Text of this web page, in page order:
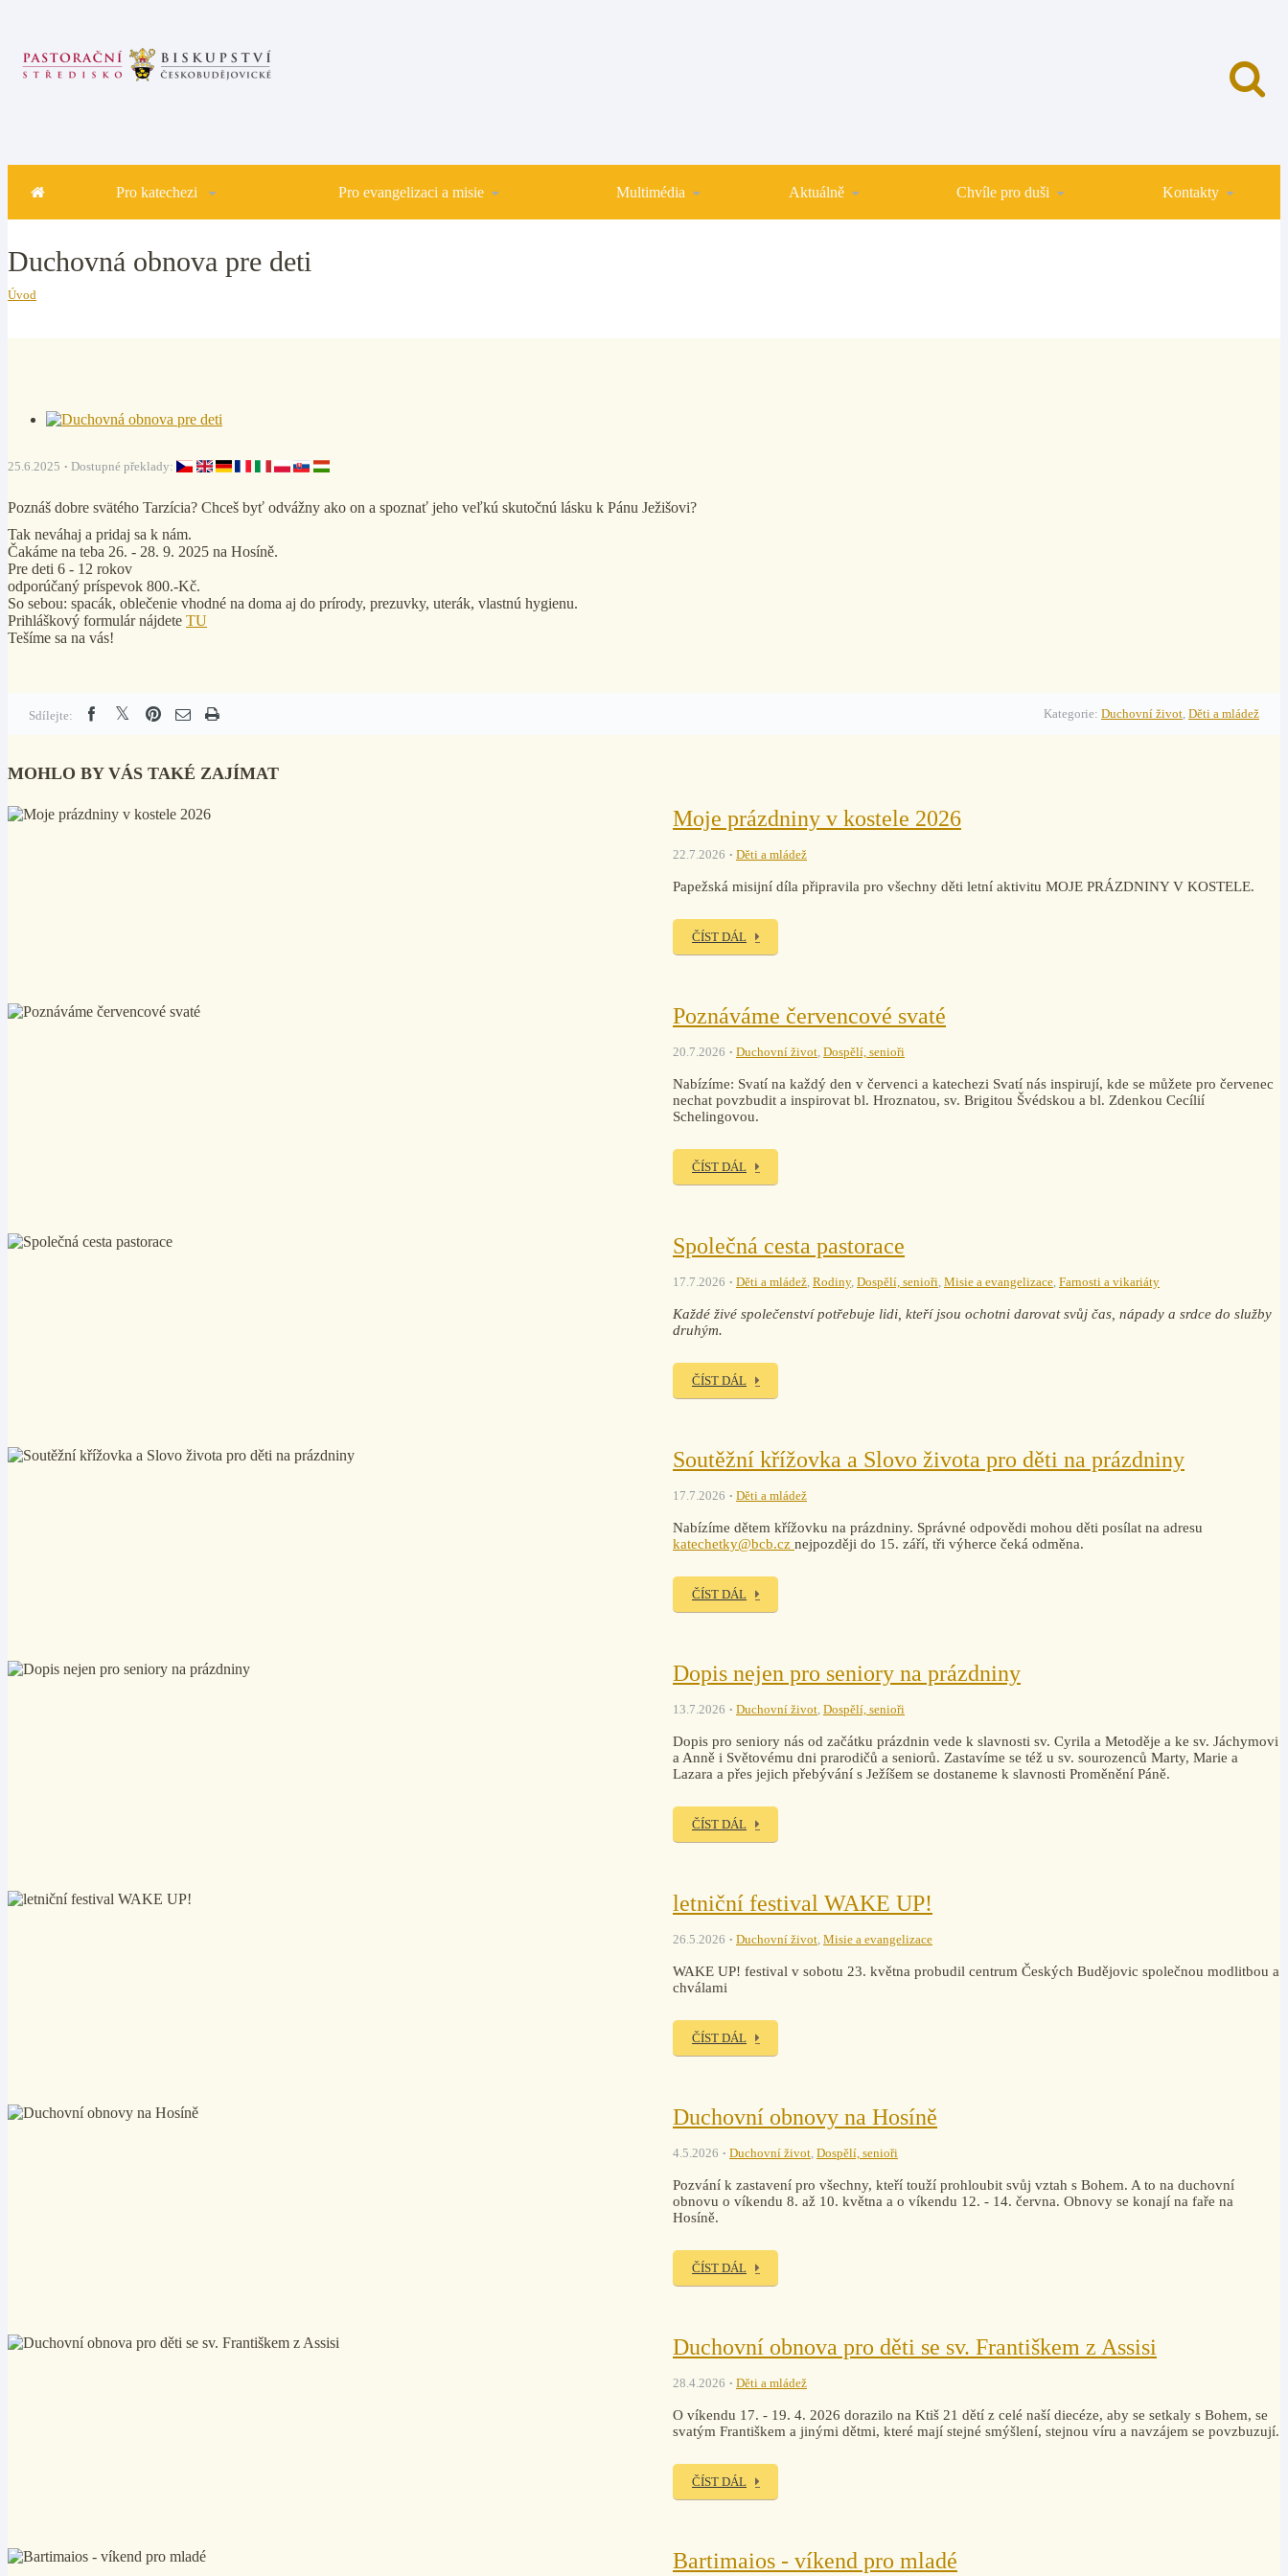
Pro katechezi Pro evangelizaci a misie Multimédia Aktuálně Chvíle pro duši Kontakty
Duchovná obnova pre deti
Úvod
25.6.2025 Dostupné překlady:
Poznáš dobre svätého Tarzícia? Chceš byť odvážny ako on a spoznať jeho veľkú skutočnú lásku k Pánu Ježišovi?
Tak neváhaj a pridaj sa k nám.
Čakáme na teba 26. - 28. 9. 2025 na Hosíně.
Pre deti 6 - 12 rokov
odporúčaný príspevok 800.-Kč.
So sebou: spacák, oblečenie vhodné na doma aj do prírody, prezuvky, uterák, vlastnú hygienu.
Prihláškový formulár nájdete TU
Tešíme sa na vás!
Sdílejte: Kategorie: Duchovní život, Děti a mládež
MOHLO BY VÁS TAKÉ ZAJÍMAT
Moje prázdniny v kostele 2026
22.7.2026 Děti a mládež
Papežská misijní díla připravila pro všechny děti letní aktivitu MOJE PRÁZDNINY V KOSTELE.
ČÍST DÁL
Poznáváme červencové svaté
20.7.2026 Duchovní život, Dospělí, senioři
Nabízíme: Svatí na každý den v červenci a katechezi Svatí nás inspirují, kde se můžete pro červenec
nechat povzbudit a inspirovat bl. Hroznatou, sv. Brigitou Švédskou a bl. Zdenkou Cecílií
Schelingovou.
ČÍST DÁL
Společná cesta pastorace
17.7.2026 Děti a mládež, Rodiny, Dospělí, senioři, Misie a evangelizace, Farnosti a vikariáty
Každé živé společenství potřebuje lidi, kteří jsou ochotni darovat svůj čas, nápady a srdce do služby
druhým.
ČÍST DÁL
Soutěžní křížovka a Slovo života pro děti na prázdniny
17.7.2026 Děti a mládež
Nabízíme dětem křížovku na prázdniny. Správné odpovědi mohou děti posílat na adresu
katechetky@bcb.cz nejpozději do 15. září, tři výherce čeká odměna.
ČÍST DÁL
Dopis nejen pro seniory na prázdniny
13.7.2026 Duchovní život, Dospělí, senioři
Dopis pro seniory nás od začátku prázdnin vede k slavnosti sv. Cyrila a Metoděje a ke sv. Jáchymovi
a Anně i Světovému dni prarodičů a seniorů. Zastavíme se též u sv. sourozenců Marty, Marie a
Lazara a přes jejich přebývání s Ježíšem se dostaneme k slavnosti Proměnění Páně.
ČÍST DÁL
letniční festival WAKE UP!
26.5.2026 Duchovní život, Misie a evangelizace
WAKE UP! festival v sobotu 23. května probudil centrum Českých Budějovic společnou modlitbou a
chválami
ČÍST DÁL
Duchovní obnovy na Hosíně
4.5.2026 Duchovní život, Dospělí, senioři
Pozvání k zastavení pro všechny, kteří touží prohloubit svůj vztah s Bohem. A to na duchovní
obnovu o víkendu 8. až 10. května a o víkendu 12. - 14. června. Obnovy se konají na faře na
Hosíně.
ČÍST DÁL
Duchovní obnova pro děti se sv. Františkem z Assisi
28.4.2026 Děti a mládež
O víkendu 17. - 19. 4. 2026 dorazilo na Ktiš 21 dětí z celé naší diecéze, aby se setkaly s Bohem, se
svatým Františkem a jinými dětmi, které mají stejné smýšlení, stejnou víru a navzájem se povzbuzují.
ČÍST DÁL
Bartimaios - víkend pro mladé